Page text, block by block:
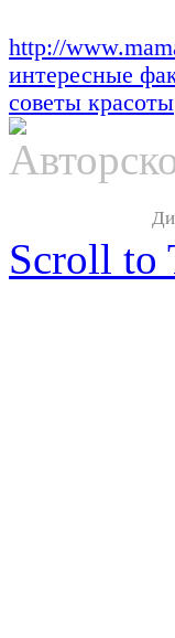
http://
интересные
советы красоты
Scroll to